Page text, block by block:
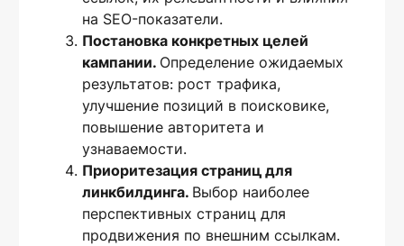
на SEO-показатели.
Постановка конкретных целей
кампании. Определение ожидаемых
результатов: рост трафика,
улучшение позиций в поисковике,
повышение авторитета и
узнаваемости.
Приоритезация страниц для
линкбилдинга. Выбор наиболее
перспективных страниц для
продвижения по внешним ссылкам.